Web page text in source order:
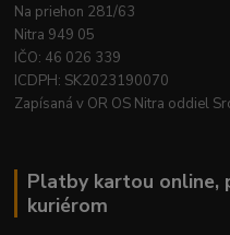
Na priehon 281/63
Nitra 949 05
IČO: 46 026 339
ICDPH: SK2023190070
Zapísaná v OR OS Nitra oddiel
Platby kartou online,
kuriérom